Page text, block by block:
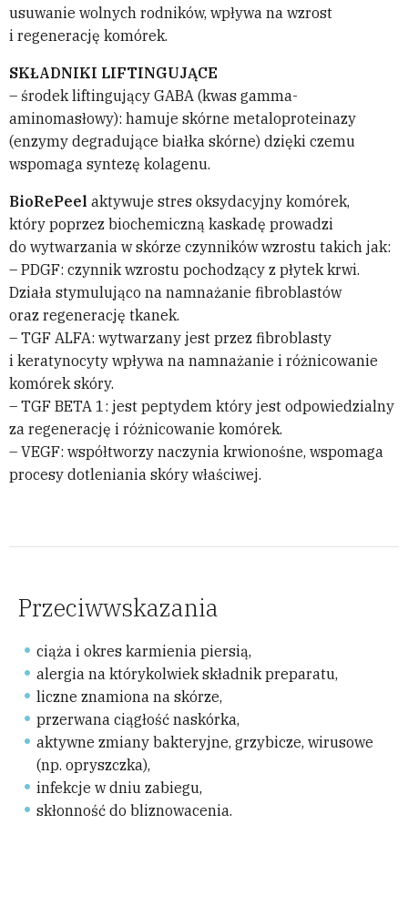
usuwanie wolnych rodników, wpływa na wzrost
i regenerację komórek.
SKŁADNIKI LIFTINGUJĄCE
– środek liftingujący GABA (kwas gamma-
aminomasłowy): hamuje skórne metaloproteinazy
(enzymy degradujące białka skórne) dzięki czemu
wspomaga syntezę kolagenu.
BioRePeel aktywuje stres oksydacyjny komórek,
który poprzez biochemiczną kaskadę prowadzi
do wytwarzania w skórze czynników wzrostu takich jak:
– PDGF: czynnik wzrostu pochodzący z płytek krwi.
Działa stymulująco na namnażanie fibroblastów
oraz regenerację tkanek.
– TGF ALFA: wytwarzany jest przez fibroblasty
i keratynocyty wpływa na namnażanie i różnicowanie
komórek skóry.
– TGF BETA 1: jest peptydem który jest odpowiedzialny
za regenerację i różnicowanie komórek.
– VEGF: współtworzy naczynia krwionośne, wspomaga
procesy dotleniania skóry właściwej.
​Przeciwwskazania
ciąża i okres karmienia piersią,
alergia na którykolwiek składnik preparatu,
liczne znamiona na skórze,
przerwana ciągłość naskórka,
aktywne zmiany bakteryjne, grzybicze, wirusowe
(np. opryszczka),
infekcje w dniu zabiegu,
skłonność do bliznowacenia.